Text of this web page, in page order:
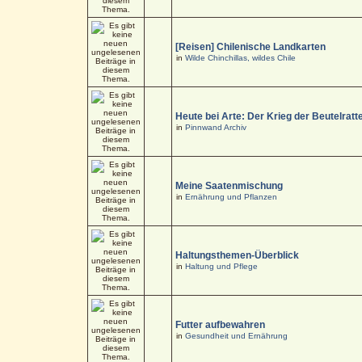
[Reisen] Chilenische Landkarten
in Wilde Chinchillas, wildes Chile
Heute bei Arte: Der Krieg der
in Pinnwand Archiv
Meine Saatenmischung
in Ernährung und Pflanzen
Haltungsthemen-Überblick
in Haltung und Pflege
Futter aufbewahren
in Gesundheit und Ernährung